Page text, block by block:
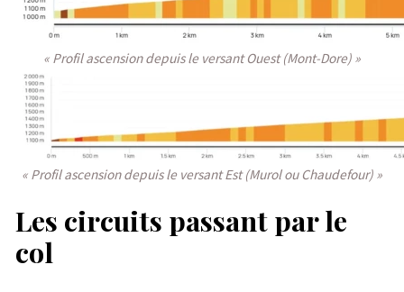
« Profil ascension depuis le versant Ouest (Mont-Dore) »
« Profil ascension depuis le versant Est (Murol ou Chaudefour) »
Les circuits passant par le
col